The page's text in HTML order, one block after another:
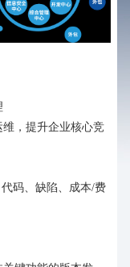
，提升企业核心竞
码、缺陷、成本/费